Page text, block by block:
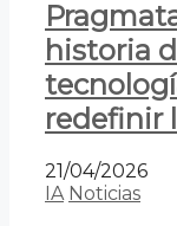
historia
redefinir
21/04/2026
IA Noticias